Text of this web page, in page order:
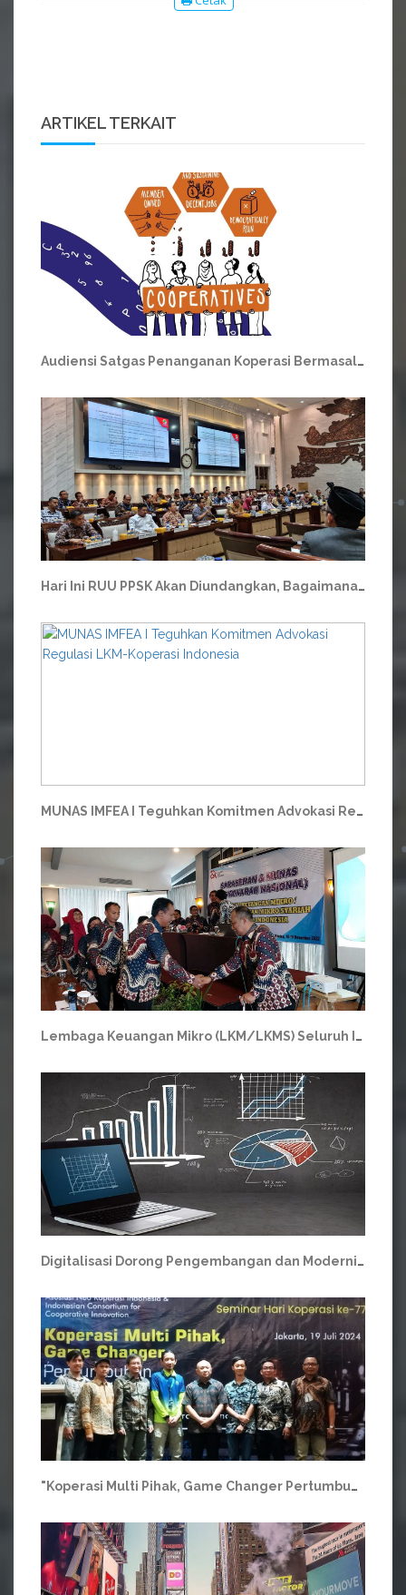
ARTIKEL TERKAIT
Audiensi Satgas Penanganan Koperasi Bermasalah dengan MA
Hari Ini RUU PPSK Akan Diundangkan, Bagaimana Respons Orang Koperasi?
MUNAS IMFEA I Teguhkan Komitmen Advokasi Regulasi LKM-Koperasi Indonesia
Lembaga Keuangan Mikro (LKM/LKMS) Seluruh Indonesia Sepakat Menghimpun Diri
Digitalisasi Dorong Pengembangan dan Modernisasi Koperasi
"Koperasi Multi Pihak, Game Changer Pertumbuhan Koperasi Era Digital"